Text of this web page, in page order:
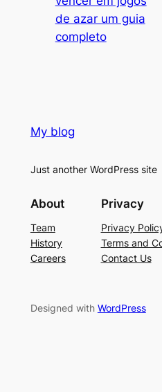
de azar um guia
completo
My blog
Just another WordPress site
About
Team
History
Careers
Privacy
Privacy
Terms and
Contact Us
Designed with WordPress